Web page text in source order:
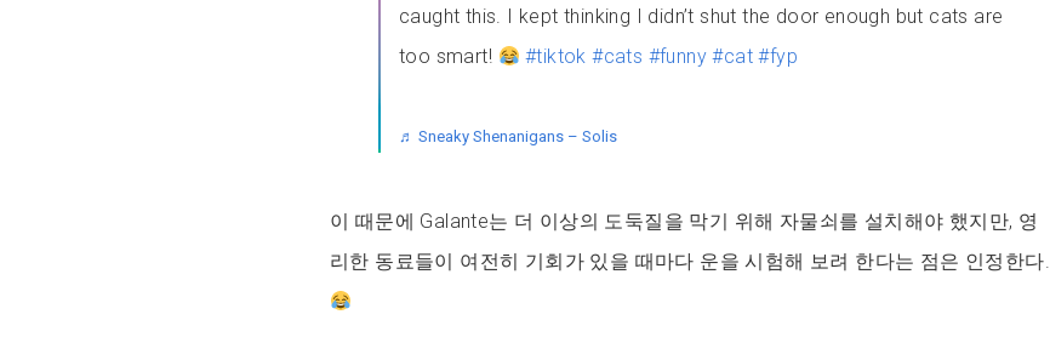
caught this. I kept thinking I didn’t shut the door enough but cats are
too smart!
#tiktok #cats #funny #cat #fyp
♬ Sneaky Shenanigans – Solis
이 때문에 Galante는 더 이상의 도둑질을 막기 위해 자물쇠를 설치해야 했지만, 영
리한 동료들이 여전히 기회가 있을 때마다 운을 시험해 보려 한다는 점은 인정한다.